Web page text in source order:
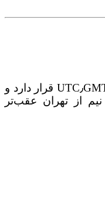
مونته‌نگرو در منطقه‌ی زمانی UTC٫GMT +2 قرار دارد و
از تهران عقب‌تر